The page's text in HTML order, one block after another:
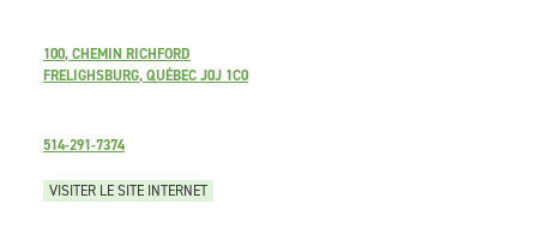
100, CHEMIN RICHFORD
FRELIGHSBURG, QUÉBEC J0J 1C0
514-291-7374
VISITER LE SITE INTERNET